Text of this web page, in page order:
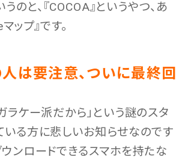
うのと、『COCOA』というやつ、あ
ップ』です。
は要注意、ついに最終回
ラケー派だから」という謎のスタ
いる方に悲しいお知らせなのです
ウンロードできるスマホを持たな